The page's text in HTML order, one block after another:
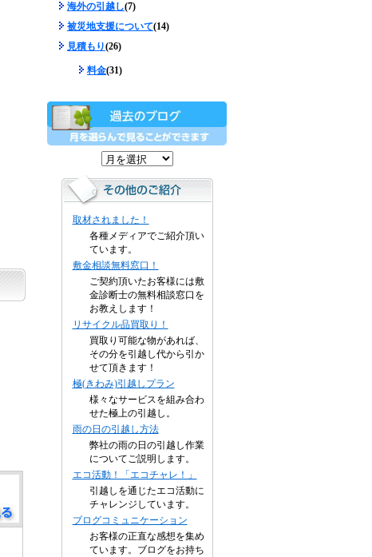
海外の引越し(7)
被災地支援について(14)
見積もり(26)
料金(31)
取材されました！
各種メディアでご紹介頂い
ています。
敷金相談無料窓口！
ご契約頂いたお客様には敷
金診断士の無料相談窓口を
お教えします！
リサイクル品買取り！
買取り可能な物があれば、
その分を引越し代から引か
せて頂きます！
極(きわみ)引越しプラン
様々なサービスを組み合わ
せた極上の引越し。
雨の日の引越し方法
弊社の雨の日の引越し作業
についてご説明します。
エコ活動！「エコチャレ！」
引越しを通じたエコ活動に
チャレンジしています。
ブログコミュニケーション
お客様の正直な感想を集め
ています。ブログをお持ち